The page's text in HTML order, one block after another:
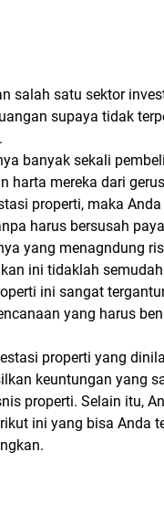
salah satu sektor
supaya tidak
banyak sekali
harta mereka dari
properti, maka
harus bersusah
yang menagndung
ini tidaklah
ini sangat
yang harus
properti yang
keuntungan yang
properti. Selain itu,
ini yang bisa Anda